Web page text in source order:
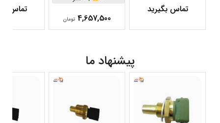
تماس بگیرید
4,657,500 تومان
تماس
پیشنهاد ما